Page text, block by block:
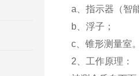
a、指示器（智
b、浮子；
c、锥形测量室
2、工作原理：